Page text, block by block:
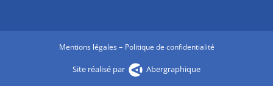
Mentions légales– Politique de confidentialité
Site réalisé par Abergraphique